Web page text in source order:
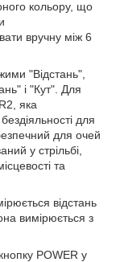
кольору, що
вручну між 6
"Відстань",
і "Кут". Для
яка
для
для очей
у стрільбі,
та
відстань
вимірюється з
POWER у